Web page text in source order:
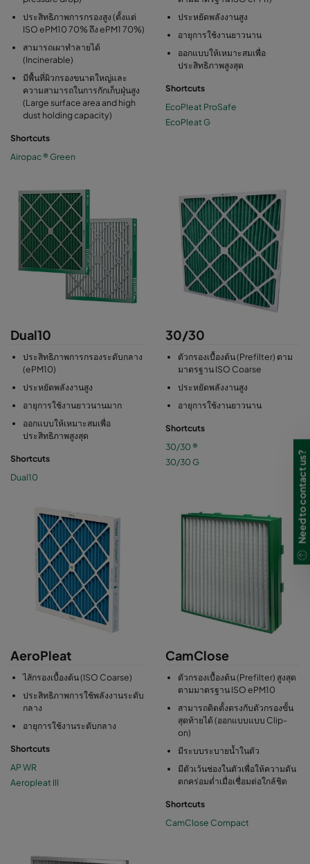
ประสิทธิภาพการกรองสูง (ตั้งแต่
ISO ePM10 70% ถึง ePM1 70%)
สามารถเผาทำลายได้
(Incinerable)
มีพื้นที่ผิวกรองขนาดใหญ่และ
ความสามารถในการกักเก็บฝุ่นสูง
(Large surface area and high
dust holding capacity)
Shortcuts
Airopac ® Green
ประหยัดพลังงานสูง
อายุการใช้งานยาวนาน
ออกแบบให้เหมาะสมเพื่อ
ประสิทธิภาพสูงสุด
Shortcuts
EcoPleat ProSafe
EcoPleat G
Dual10
ประสิทธิภาพการกรองระดับกลาง
(ePM10)
ประหยัดพลังงานสูง
อายุการใช้งานยาวนานมาก
ออกแบบให้เหมาะสมเพื่อ
ประสิทธิภาพสูงสุด
Shortcuts
Dual10
30/30
ตัวกรองเบื้องต้น (Prefilter) ตาม
มาตรฐาน ISO Coarse
ประหยัดพลังงานสูง
อายุการใช้งานยาวนาน
Shortcuts
30/30 ®
30/30 G
AeroPleat
ไส้กรองเบื้องต้น (ISO Coarse)
ประสิทธิภาพการใช้พลังงานระดับ
กลาง
อายุการใช้งานระดับกลาง
Shortcuts
AP WR
Aeropleat III
CamClose
ตัวกรองเบื้องต้น (Prefilter) สูงสุด
ตามมาตรฐาน ISO ePM10
สามารถติดตั้งตรงกับตัวกรองขั้น
สุดท้ายได้ (ออกแบบแบบ Clip-
on)
มีระบบระบายน้ำในตัว
มีตัวเว้นช่องในตัวเพื่อให้ความดัน
ตกคร่อมต่ำเมื่อเชื่อมต่อใกล้ชิด
Shortcuts
CamClose Compact
Need to contact us?